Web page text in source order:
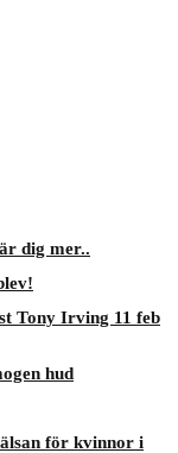
dig mer..
Tony Irving 11 feb
hud
för kvinnor i